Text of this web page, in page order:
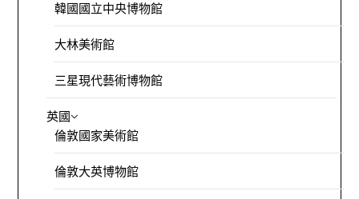
韓國國立中央博物館
大林美術館
三星現代藝術博物館
英國
倫敦國家美術館
倫敦大英博物館